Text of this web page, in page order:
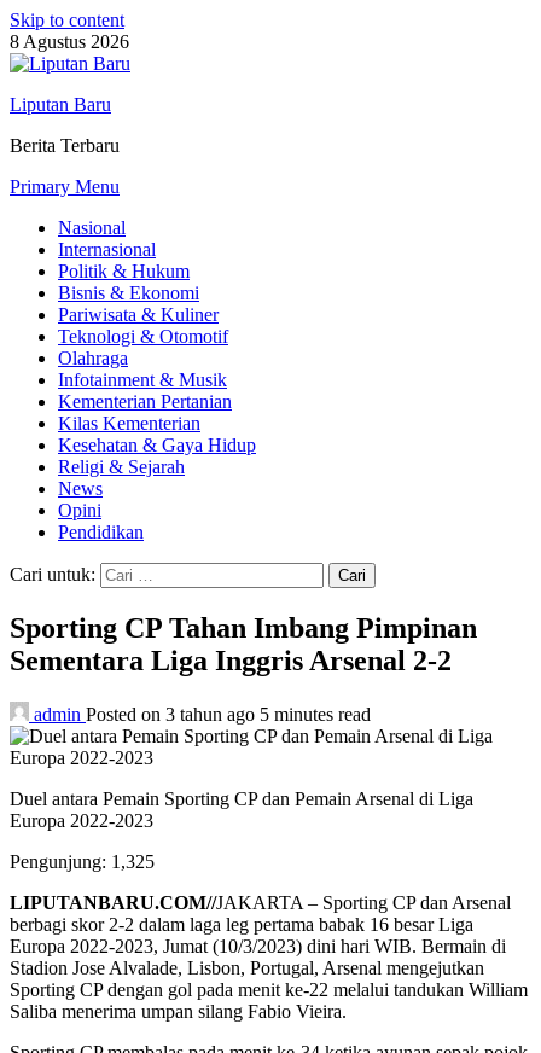
Skip to content
8 Agustus 2026
Liputan Baru
Berita Terbaru
Primary Menu
Nasional
Internasional
Politik & Hukum
Bisnis & Ekonomi
Pariwisata & Kuliner
Teknologi & Otomotif
Olahraga
Infotainment & Musik
Kementerian Pertanian
Kilas Kementerian
Kesehatan & Gaya Hidup
Religi & Sejarah
News
Opini
Pendidikan
Cari untuk:
Sporting CP Tahan Imbang Pimpinan
Sementara Liga Inggris Arsenal 2-2
admin Posted on 3 tahun ago 5 minutes read
Duel antara Pemain Sporting CP dan Pemain Arsenal di Liga
Europa 2022-2023
Pengunjung: 1,325
LIPUTANBARU.COM//JAKARTA – Sporting CP dan Arsenal
berbagi skor 2-2 dalam laga leg pertama babak 16 besar Liga
Europa 2022-2023, Jumat (10/3/2023) dini hari WIB. Bermain di
Stadion Jose Alvalade, Lisbon, Portugal, Arsenal mengejutkan
Sporting CP dengan gol pada menit ke-22 melalui tandukan William
Saliba menerima umpan silang Fabio Vieira.